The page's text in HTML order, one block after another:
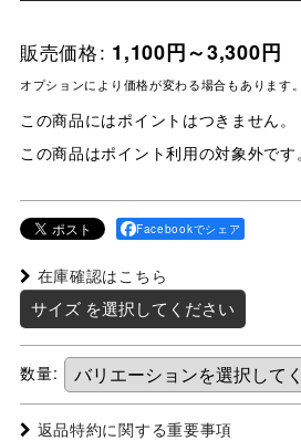
販売価格: 1,100円～3,300円
オプションにより価格が変わる場合もあります。
この商品にはポイントはつきません。
この商品はポイント利用の対象外です。
Facebookでシェア
在庫確認はこちら
サイズ を選択してください
数量:
返品特約に関する重要事項